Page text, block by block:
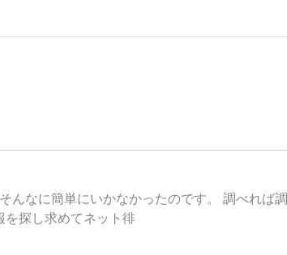
んなに簡単にいかなかったのです。 調べれば
を探し求めてネット徘